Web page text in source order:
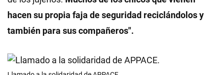
hacen su propia faja de seguridad reciclándolos y
también para sus compañeros".